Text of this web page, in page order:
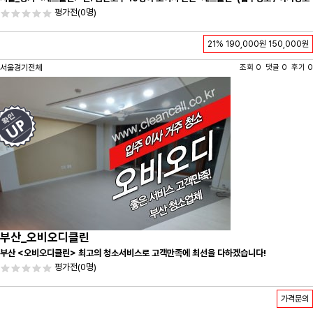
/ 줄눈시공) 항상 꼼꼼하게 친절하게 응대하겠습니다^-^
평가전(0명)
21% 190,000원 150,000원
서울경기전체 조회 0 댓글 0 후기 0
부산_오비오디클린
부산 <오비오디클린> 최고의 청소서비스로 고객만족에 최선을 다하겠습니다!
평가전(0명)
가격문의